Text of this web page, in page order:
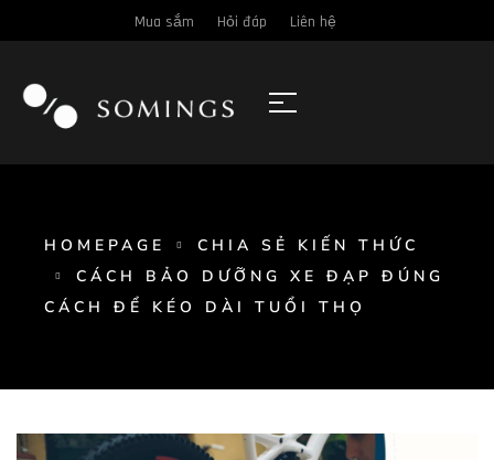
Mua sắm Hỏi đáp Liên hệ
HOMEPAGE
CHIA SẺ KIẾN THỨC
CÁCH BẢO DƯỠNG XE ĐẠP ĐÚNG
CÁCH ĐỂ KÉO DÀI TUỔI THỌ